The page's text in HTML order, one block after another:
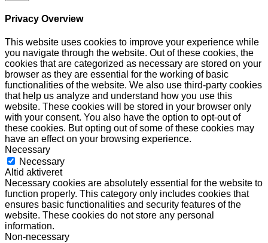
Privacy Overview
This website uses cookies to improve your experience while
you navigate through the website. Out of these cookies, the
cookies that are categorized as necessary are stored on your
browser as they are essential for the working of basic
functionalities of the website. We also use third-party cookies
that help us analyze and understand how you use this
website. These cookies will be stored in your browser only
with your consent. You also have the option to opt-out of
these cookies. But opting out of some of these cookies may
have an effect on your browsing experience.
Necessary
Necessary
Altid aktiveret
Necessary cookies are absolutely essential for the website to
function properly. This category only includes cookies that
ensures basic functionalities and security features of the
website. These cookies do not store any personal
information.
Non-necessary